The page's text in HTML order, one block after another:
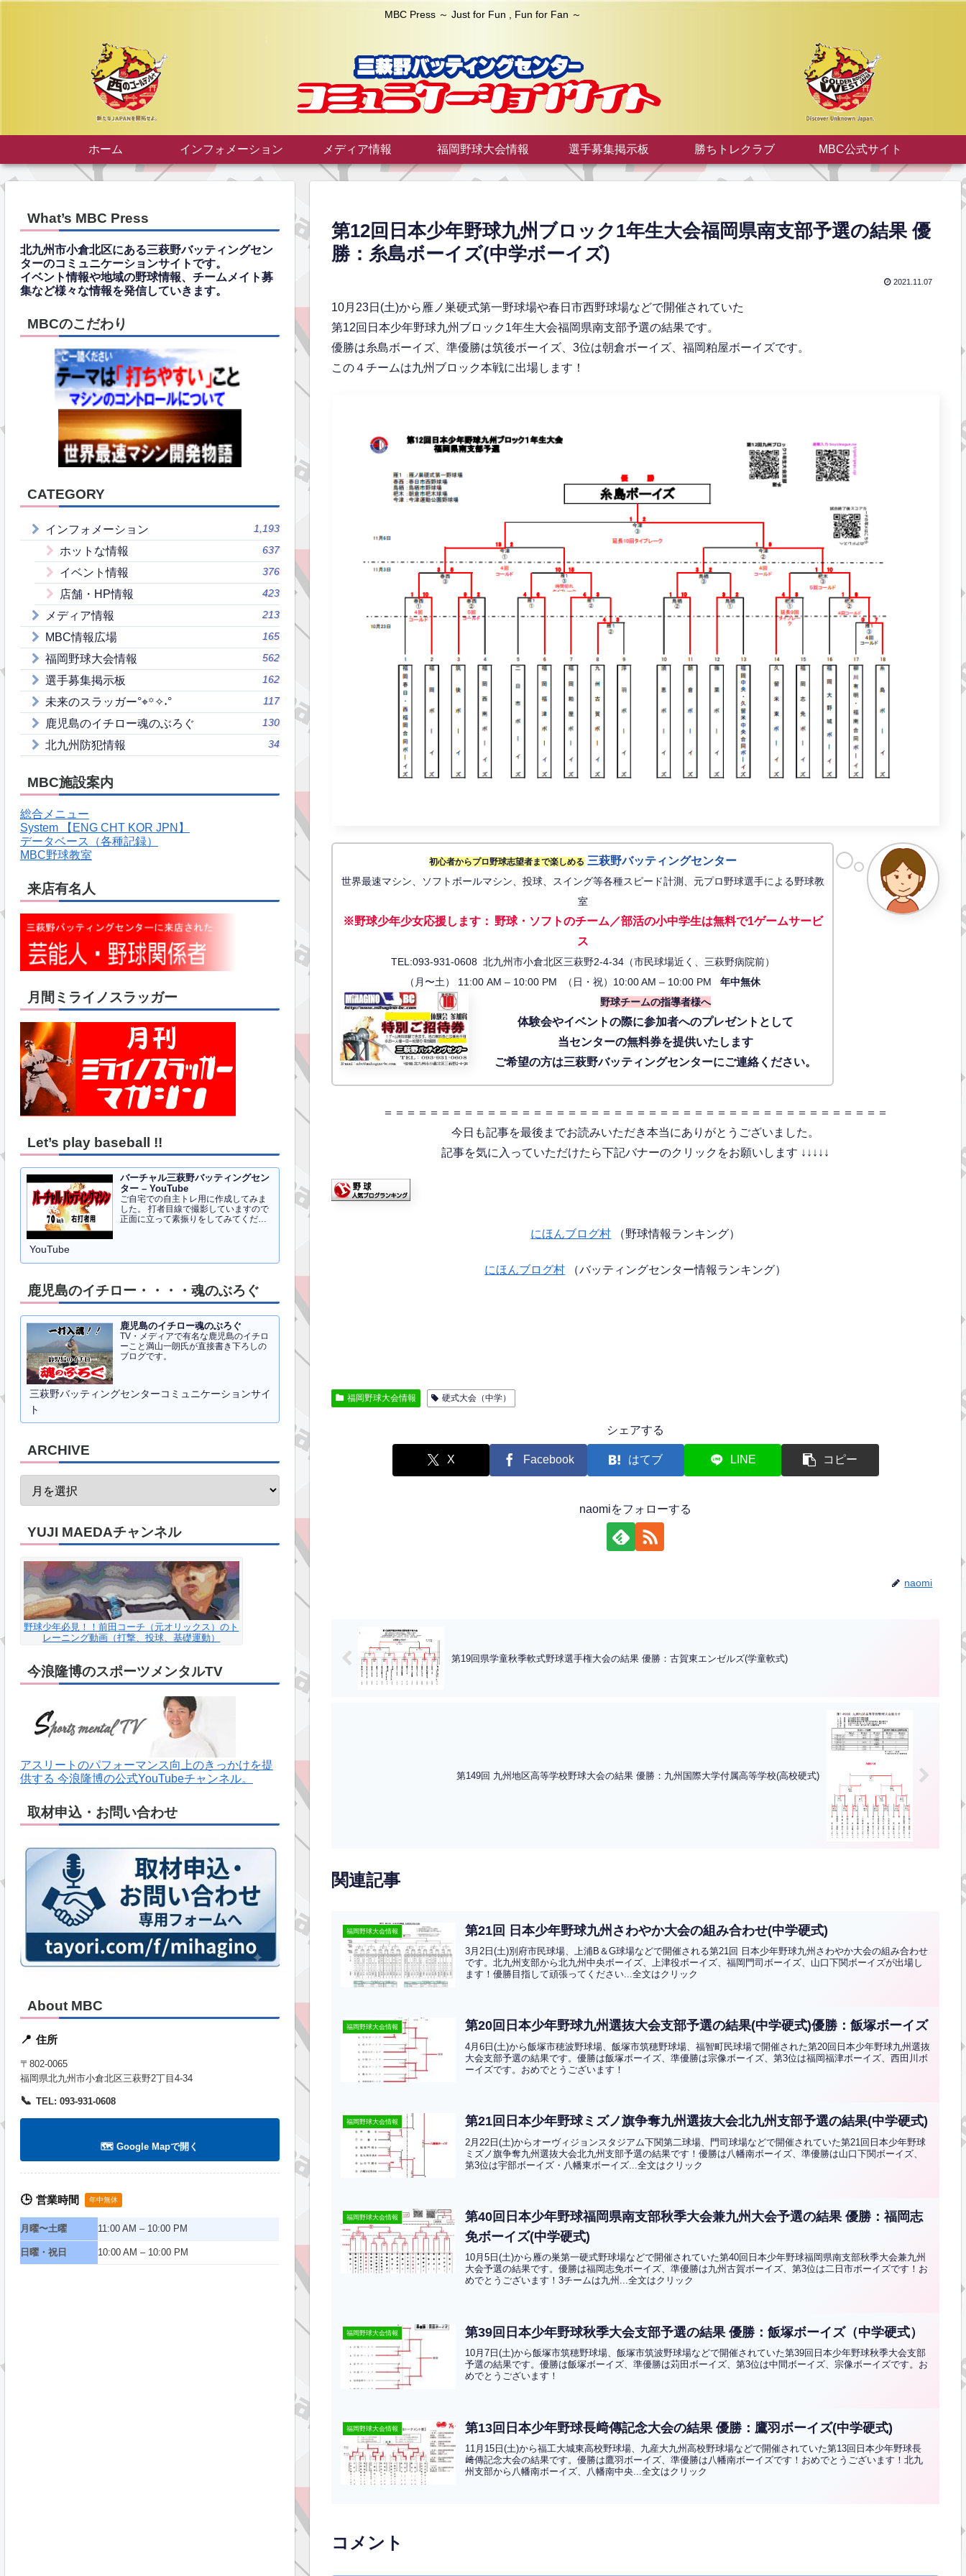
MBC Press ～ Just for Fun , Fun for Fan ～
ホーム インフォメーション メディア情報 福岡野球大会情報 選手募集掲示板 勝ちトレクラブ MBC公式サイト
第12回日本少年野球九州ブロック1年生大会福岡県南支部予選の結果 優
勝：糸島ボーイズ(中学ボーイズ)
2021.11.07
10月23日(土)から雁ノ巣硬式第一野球場や春日市西野球場などで開催されていた
第12回日本少年野球九州ブロック1年生大会福岡県南支部予選の結果です。
優勝は糸島ボーイズ、準優勝は筑後ボーイズ、3位は朝倉ボーイズ、福岡粕屋ボーイズです。
この４チームは九州ブロック本戦に出場します！
初心者からプロ野球志望者まで楽しめる 三萩野バッティングセンター
世界最速マシン、ソフトボールマシン、投球、スイング等各種スピード計測、元プロ野球選手による野球教
室
※野球少年少女応援します： 野球・ソフトのチーム／部活の小中学生は無料で1ゲームサービ
ス
TEL:093-931-0608 北九州市小倉北区三萩野2-4-34（市民球場近く、三萩野病院前）
（月〜土） 11:00 AM – 10:00 PM （日・祝）10:00 AM – 10:00 PM年中無休
野球チームの指導者様へ
体験会やイベントの際に参加者へのプレゼントとして
当センターの無料券を提供いたします
ご希望の方は三萩野バッティングセンターにご連絡ください。
＝＝＝＝＝＝＝＝＝＝＝＝＝＝＝＝＝＝＝＝＝＝＝＝＝＝＝＝＝＝＝＝＝＝＝＝＝＝＝＝＝＝＝＝
今日も記事を最後までお読みいただき本当にありがとうございました。
記事を気に入っていただけたら下記バナーのクリックをお願いします ↓↓↓↓↓
にほんブログ村 （野球情報ランキング）
にほんブログ村 （バッティングセンター情報ランキング）
福岡野球大会情報 硬式大会（中学）
シェアする
X Facebook はてブ LINE コピー
naomiをフォローする
naomi
第19回県学童秋季軟式野球選手権大会の結果 優勝：古賀東エンゼルズ(学童軟式)
第149回 九州地区高等学校野球大会の結果 優勝：九州国際大学付属高等学校(高校硬式)
関連記事
福岡野球大会情報 第21回 日本少年野球九州さわやか大会の組み合わせ(中学硬式)
3月2日(土)別府市民球場、上浦B＆G球場などで開催される第21回 日本少年野球九州さわやか大会の組み合わせ
です。北九州支部から北九州中央ボーイズ、上津役ボーイズ、福岡門司ボーイズ、山口下関ボーイズが出場し
ます！優勝目指して頑張ってください...全文はクリック
福岡野球大会情報 第20回日本少年野球九州選抜大会支部予選の結果(中学硬式)優勝：飯塚ボーイズ
4月6日(土)から飯塚市穂波野球場、飯塚市筑穂野球場、福智町民球場で開催された第20回日本少年野球九州選抜
大会支部予選の結果です。優勝は飯塚ボーイズ、準優勝は宗像ボーイズ、第3位は福岡福津ボーイズ、西田川ボ
ーイズです。おめでとうございます！
福岡野球大会情報 第21回日本少年野球ミズノ旗争奪九州選抜大会北九州支部予選の結果(中学硬式)
2月22日(土)からオーヴィジョンスタジアム下関第二球場、門司球場などで開催されていた第21回日本少年野球
ミズノ旗争奪九州選抜大会北九州支部予選の結果です！優勝は八幡南ボーイズ、準優勝は山口下関ボーイズ、
第3位は宇部ボーイズ・八幡東ボーイズ...全文はクリック
福岡野球大会情報
第40回日本少年野球福岡県南支部秋季大会兼九州大会予選の結果 優勝：福岡志
免ボーイズ(中学硬式)
10月5日(土)から雁の巣第一硬式野球場などで開催されていた第40回日本少年野球福岡県南支部秋季大会兼九州
大会予選の結果です。優勝は福岡志免ボーイズ、準優勝は九州古賀ボーイズ、第3位は二日市ボーイズです！お
めでとうございます！3チームは九州...全文はクリック
福岡野球大会情報 第39回日本少年野球秋季大会支部予選の結果 優勝：飯塚ボーイズ（中学硬式）
10月7日(土)から飯塚市筑穂野球場、飯塚市筑波野球場などで開催されていた第39回日本少年野球秋季大会支部
予選の結果です。優勝は飯塚ボーイズ、準優勝は苅田ボーイズ、第3位は中間ボーイズ、宗像ボーイズです。お
めでとうございます！
福岡野球大会情報 第13回日本少年野球長﨑傳記念大会の結果 優勝：鷹羽ボーイズ(中学硬式)
11月15日(土)から福工大城東高校野球場、九産大九州高校野球場などで開催されていた第13回日本少年野球長
﨑傳記念大会の結果です。優勝は鷹羽ボーイズ、準優勝は八幡南ボーイズです！おめでとうございます！北九
州支部から八幡南ボーイズ、八幡南中央...全文はクリック
コメント
What’s MBC Press
北九州市小倉北区にある三萩野バッティングセン
ターのコミュニケーションサイトです。
イベント情報や地域の野球情報、チームメイト募
集など様々な情報を発信していきます。
MBCのこだわり
CATEGORY
インフォメーション 1,193
ホットな情報 637
イベント情報 376
店舗・HP情報 423
メディア情報 213
MBC情報広場 165
福岡野球大会情報 562
選手募集掲示板 162
未来のスラッガー°⌖꙳✧˖° 117
鹿児島のイチロー魂のぶろぐ 130
北九州防犯情報 34
MBC施設案内
総合メニュー
System 【ENG CHT KOR JPN】
データベース（各種記録）
MBC野球教室
来店有名人
月間ミライノスラッガー
Let’s play baseball !!
バーチャル三萩野バッティングセン
ター – YouTube
ご自宅での自主トレ用に作成してみま
した。 打者目線で撮影していますので
正面に立って素振りをしてみてくださ
YouTube
鹿児島のイチロー・・・・魂のぶろぐ
鹿児島のイチロー魂のぶろぐ
TV・メディアで有名な鹿児島のイチロ
ーこと満山一朗氏が直接書き下ろしの
ブログです。
三萩野バッティングセンターコミュニケーションサイ
ト
ARCHIVE
YUJI MAEDAチャンネル
野球少年必見！！前田コーチ（元オリックス）のト
レーニング動画（打撃、投球、基礎運動）
今浪隆博のスポーツメンタルTV
アスリートのパフォーマンス向上のきっかけを提
供する 今浪隆博の公式YouTubeチャンネル。
取材申込・お問い合わせ
About MBC
📍 住所
〒802-0065
福岡県北九州市小倉北区三萩野2丁目4-34
📞 TEL: 093-931-0608
🗺️ Google Mapで開く
🕒 営業時間 年中無休
月曜〜土曜 11:00 AM – 10:00 PM
日曜・祝日 10:00 AM – 10:00 PM